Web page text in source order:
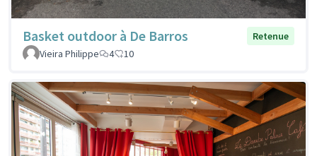
Basket outdoor à De Barros
Retenue
Vieira Philippe
4 10